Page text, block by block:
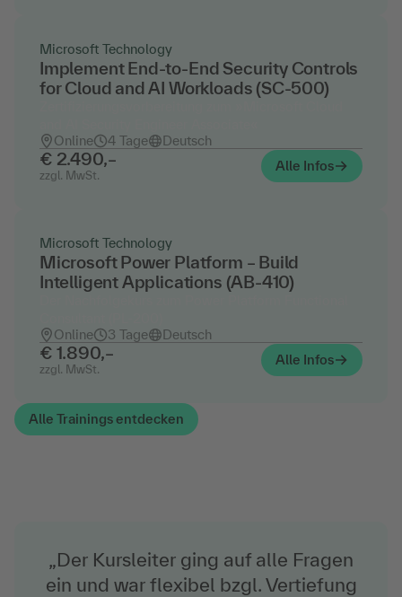
Microsoft Technology
Implement End‑to‑End Security Controls
for Cloud and AI Workloads (SC-500)
Online
4 Tage Deutsch
€ 2.490,–
zzgl. MwSt.
Alle Infos
Microsoft Technology
Microsoft Power Platform – Build
Intelligent Applications (AB-410)
Online
3 Tage Deutsch
€ 1.890,–
zzgl. MwSt.
Alle Infos
Alle Trainings entdecken
„Der Kursleiter ging auf alle Fragen
ein und war flexibel bzgl. Vertiefung